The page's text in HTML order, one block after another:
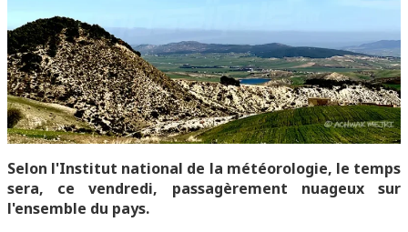
Selon l'Institut national de la météorologie, le temps
sera, ce vendredi, passagèrement nuageux sur
l'ensemble du pays.